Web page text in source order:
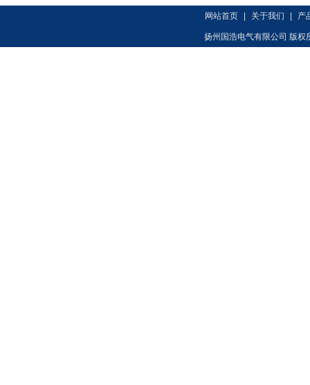
网站首页 关于我们 产
扬州国浩电气有限公司 版权